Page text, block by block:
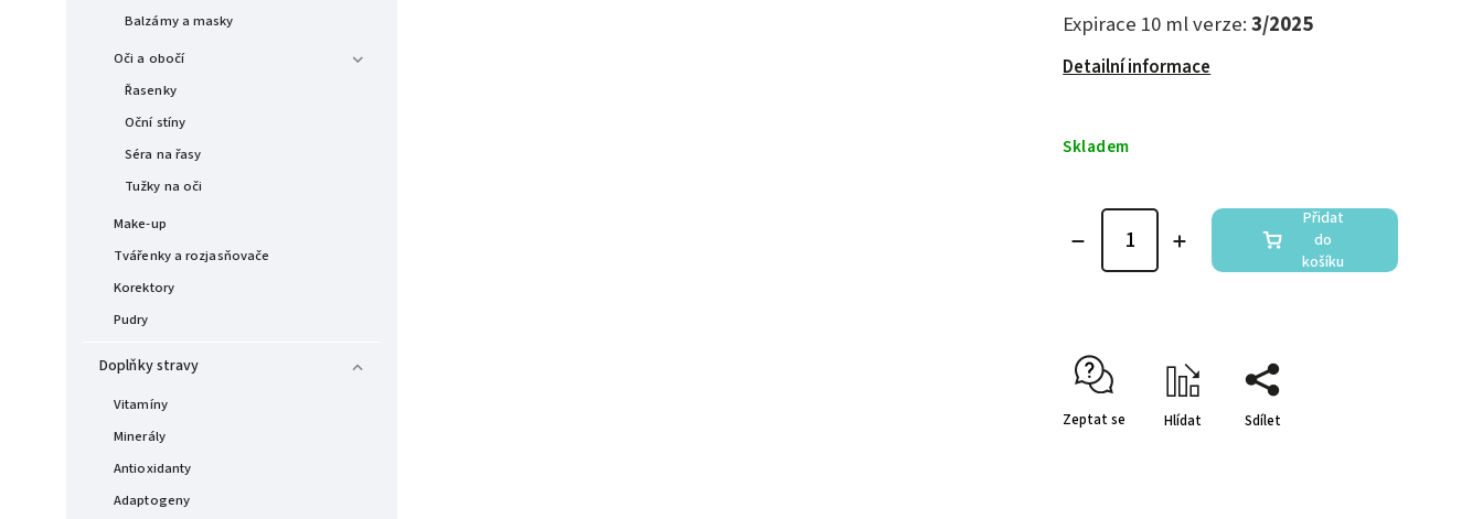
Balzámy a masky
Oči a obočí
Řasenky
Oční stíny
Séra na řasy
Tužky na oči
Make-up
Tvářenky a rozjasňovače
Korektory
Pudry
Doplňky stravy
Vitamíny
Minerály
Antioxidanty
Adaptogeny
Expirace 10 ml verze:3/2025
Detailní informace
Skladem
Přidat
do
košíku
Zeptat se Hlídat Sdílet